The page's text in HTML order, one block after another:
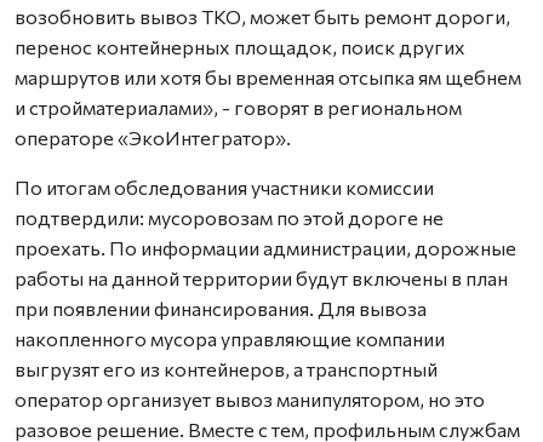
возобновить вывоз ТКО, может быть ремонт дороги,
перенос контейнерных площадок, поиск других
маршрутов или хотя бы временная отсыпка ям щебнем
и стройматериалами», - говорят в региональном
операторе «ЭкоИнтегратор».
По итогам обследования участники комиссии
подтвердили: мусоровозам по этой дороге не
проехать. По информации администрации, дорожные
работы на данной территории будут включены в план
при появлении финансирования. Для вывоза
накопленного мусора управляющие компании
выгрузят его из контейнеров, а транспортный
оператор организует вывоз манипулятором, но это
разовое решение. Вместе с тем, профильным службам